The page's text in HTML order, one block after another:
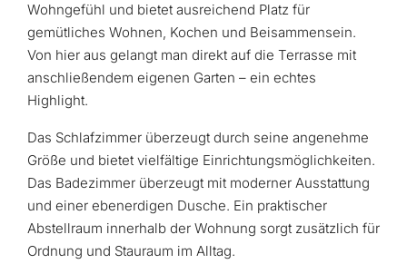
Wohngefühl und bietet ausreichend Platz für
gemütliches Wohnen, Kochen und Beisammensein.
Von hier aus gelangt man direkt auf die Terrasse mit
anschließendem eigenen Garten – ein echtes
Highlight.
Das Schlafzimmer überzeugt durch seine angenehme
Größe und bietet vielfältige Einrichtungsmöglichkeiten.
Das Badezimmer überzeugt mit moderner Ausstattung
und einer ebenerdigen Dusche. Ein praktischer
Abstellraum innerhalb der Wohnung sorgt zusätzlich für
Ordnung und Stauraum im Alltag.